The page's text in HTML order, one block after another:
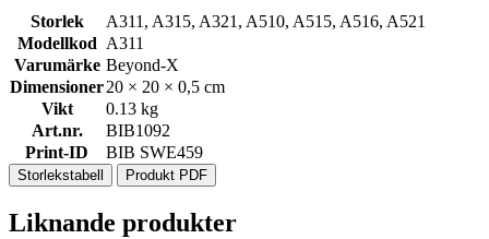
Storlek
A311, A315, A321, A510, A515, A516, A521
Modellkod A311
Varumärke Beyond-X
Dimensioner20 × 20 × 0,5 cm
Vikt
0.13 kg
Art.nr.
BIB1092
Print-ID
BIB SWE459
Storlekstabell Produkt PDF
Liknande produkter